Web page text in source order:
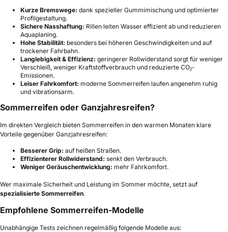
Kurze Bremswege: dank spezieller Gummimischung und optimierter
Profilgestaltung.
Sichere Nasshaftung: Rillen leiten Wasser effizient ab und reduzieren
Aquaplaning.
Hohe Stabilität: besonders bei höheren Geschwindigkeiten und auf
trockener Fahrbahn.
Langlebigkeit & Effizienz: geringerer Rollwiderstand sorgt für weniger
Verschleiß, weniger Kraftstoffverbrauch und reduzierte CO₂-
Emissionen.
Leiser Fahrkomfort: moderne Sommerreifen laufen angenehm ruhig
und vibrationsarm.
Sommerreifen oder Ganzjahresreifen?
Im direkten Vergleich bieten Sommerreifen in den warmen Monaten klare
Vorteile gegenüber Ganzjahresreifen:
Besserer Grip: auf heißen Straßen.
Effizienterer Rollwiderstand: senkt den Verbrauch.
Weniger Geräuschentwicklung: mehr Fahrkomfort.
Wer maximale Sicherheit und Leistung im Sommer möchte, setzt auf
spezialisierte Sommerreifen.
Empfohlene Sommerreifen-Modelle
Unabhängige Tests zeichnen regelmäßig folgende Modelle aus: